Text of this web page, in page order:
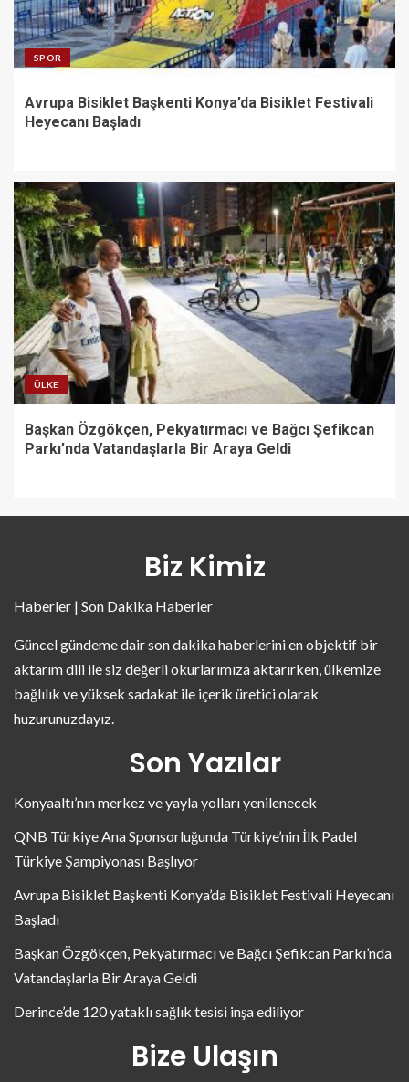
SPOR
Avrupa Bisiklet Başkenti Konya’da Bisiklet Festivali
Heyecanı Başladı
ÜLKE
Başkan Özgökçen, Pekyatırmacı ve Bağcı Şefikcan
Parkı’nda Vatandaşlarla Bir Araya Geldi
Biz Kimiz
Haberler | Son Dakika Haberler
Güncel gündeme dair son dakika haberlerini en objektif bir
aktarım dili ile siz değerli okurlarımıza aktarırken, ülkemize
bağlılık ve yüksek sadakat ile içerik üretici olarak
huzurunuzdayız.
Son Yazılar
Konyaaltı’nın merkez ve yayla yolları yenilenecek
QNB Türkiye Ana Sponsorluğunda Türkiye’nin İlk Padel
Türkiye Şampiyonası Başlıyor
Avrupa Bisiklet Başkenti Konya’da Bisiklet Festivali Heyecanı
Başladı
Başkan Özgökçen, Pekyatırmacı ve Bağcı Şefikcan Parkı’nda
Vatandaşlarla Bir Araya Geldi
Derince’de 120 yataklı sağlık tesisi inşa ediliyor
Bize Ulaşın